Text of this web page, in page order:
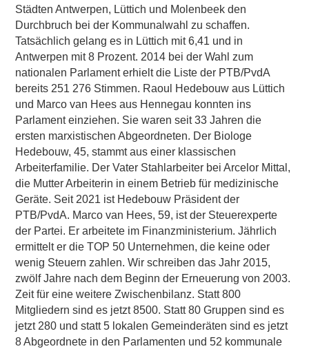
Städten Antwerpen, Lüttich und Molenbeek den
Durchbruch bei der Kommunalwahl zu schaffen.
Tatsächlich gelang es in Lüttich mit 6,41 und in
Antwerpen mit 8 Prozent. 2014 bei der Wahl zum
nationalen Parlament erhielt die Liste der PTB/PvdA
bereits 251 276 Stimmen. Raoul Hedebouw aus Lüttich
und Marco van Hees aus Hennegau konnten ins
Parlament einziehen. Sie waren seit 33 Jahren die
ersten marxistischen Abgeordneten. Der Biologe
Hedebouw, 45, stammt aus einer klassischen
Arbeiterfamilie. Der Vater Stahlarbeiter bei Arcelor Mittal,
die Mutter Arbeiterin in einem Betrieb für medizinische
Geräte. Seit 2021 ist Hedebouw Präsident der
PTB/PvdA. Marco van Hees, 59, ist der Steuerexperte
der Partei. Er arbeitete im Finanzministerium. Jährlich
ermittelt er die TOP 50 Unternehmen, die keine oder
wenig Steuern zahlen. Wir schreiben das Jahr 2015,
zwölf Jahre nach dem Beginn der Erneuerung von 2003.
Zeit für eine weitere Zwischenbilanz. Statt 800
Mitgliedern sind es jetzt 8500. Statt 80 Gruppen sind es
jetzt 280 und statt 5 lokalen Gemeinderäten sind es jetzt
8 Abgeordnete in den Parlamenten und 52 kommunale